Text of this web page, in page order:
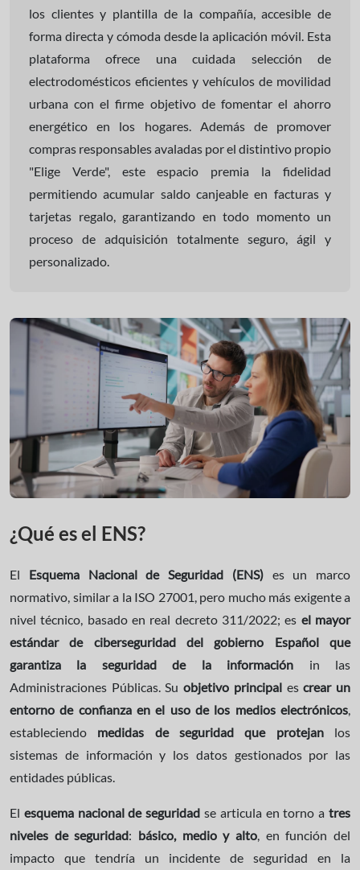
los clientes y plantilla de la compañía, accesible de
forma directa y cómoda desde la aplicación móvil. Esta
plataforma ofrece una cuidada selección de
electrodomésticos eficientes y vehículos de movilidad
urbana con el firme objetivo de fomentar el ahorro
energético en los hogares. Además de promover
compras responsables avaladas por el distintivo propio
"Elige Verde", este espacio premia la fidelidad
permitiendo acumular saldo canjeable en facturas y
tarjetas regalo, garantizando en todo momento un
proceso de adquisición totalmente seguro, ágil y
personalizado.
¿Qué es el ENS?
El Esquema Nacional de Seguridad (ENS)es un marco
normativo, similar a la ISO 27001, pero mucho más exigente a
nivel técnico, basado en real decreto 311/2022; es el mayor
estándar de ciberseguridad del gobierno Español que
garantiza la seguridad de la información in las
Administraciones Públicas. Suobjetivo principalescrear un
entorno de confianza en el uso de los medios electrónicos
estableciendo medidas de seguridad que protejanlos
sistemas de información y los datos gestionados por las
entidades públicas.
El esquema nacional de seguridad se articula en torno atres
niveles de seguridad: básico, medio y alto , en función del
impacto que tendría un incidente de seguridad en la